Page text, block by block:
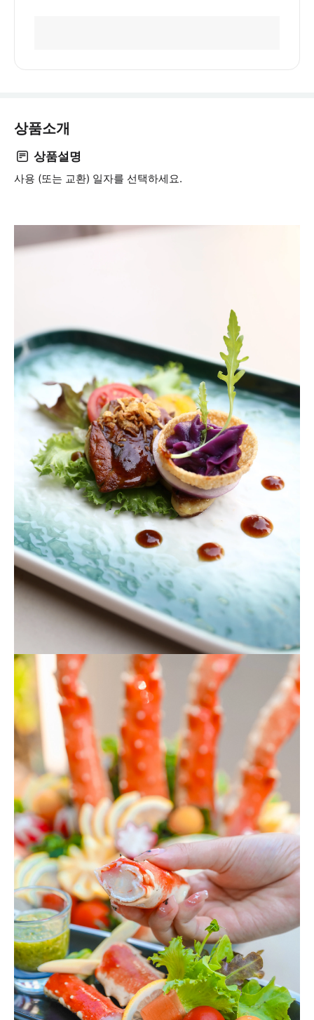
상품소개
상품설명
사용 (또는 교환) 일자를 선택하세요.